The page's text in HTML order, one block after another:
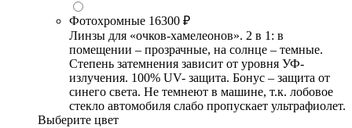
Фотохромные 16300 ₽
Линзы для «очков-хамелеонов». 2 в 1: в
помещении – прозрачные, на солнце – темные.
Степень затемнения зависит от уровня УФ-
излучения. 100% UV- защита. Бонус – защита от
синего света. Не темнеют в машине, т.к. лобовое
стекло автомобиля слабо пропускает ультрафиолет.
Выберите цвет